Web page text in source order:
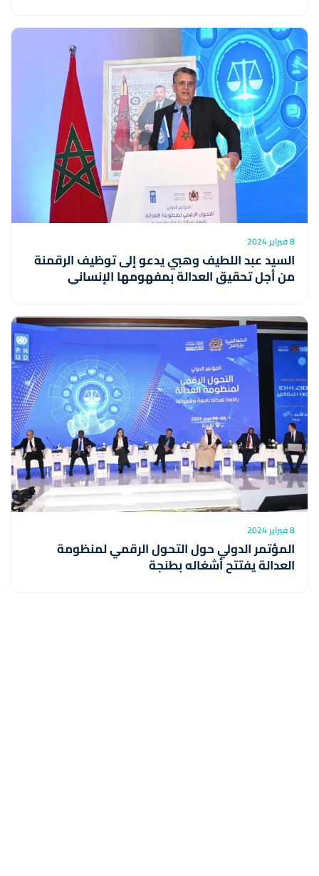
8 فبراير 2024
السيد عبد اللطيف وهبي يدعو إلى توظيف الرقمنة
من أجل تحقيق العدالة بمفهومها الإنساني
8 فبراير 2024
المؤتمر الدولي حول التحول الرقمي لمنظومة
العدالة يفتتح أشغاله بطنجة